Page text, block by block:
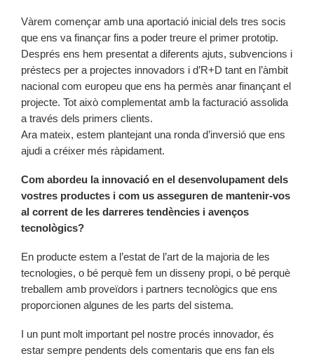
Vàrem començar amb una aportació inicial dels tres socis
que ens va finançar fins a poder treure el primer prototip.
Després ens hem presentat a diferents ajuts, subvencions i
préstecs per a projectes innovadors i d’R+D tant en l’àmbit
nacional com europeu que ens ha permès anar finançant el
projecte. Tot això complementat amb la facturació assolida
a través dels primers clients.
Ara mateix, estem plantejant una ronda d’inversió que ens
ajudi a créixer més ràpidament.
Com abordeu la innovació en el desenvolupament dels
vostres productes i com us asseguren de mantenir-vos
al corrent de les darreres tendències i avenços
tecnològics?
En producte estem a l’estat de l’art de la majoria de les
tecnologies, o bé perquè fem un disseny propi, o bé perquè
treballem amb proveïdors i partners tecnològics que ens
proporcionen algunes de les parts del sistema.
I un punt molt important pel nostre procés innovador, és
estar sempre pendents dels comentaris que ens fan els